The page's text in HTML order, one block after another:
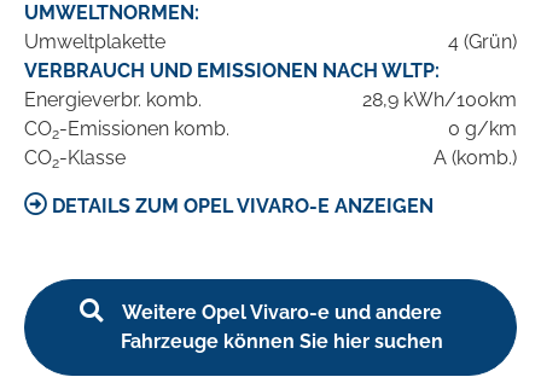
UMWELTNORMEN:
Umweltplakette
4 (Grün)
VERBRAUCH UND EMISSIONEN NACH WLTP:
Energieverbr. komb.
28,9 kWh/100km
CO2-Emissionen komb.
0 g/km
CO2-Klasse A (komb.)
DETAILS ZUM OPEL VIVARO-E ANZEIGEN
Weitere Opel Vivaro-e und andere
Fahrzeuge können Sie hier suchen